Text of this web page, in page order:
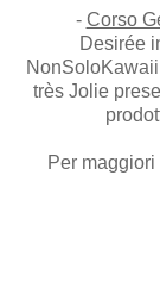
- Corso
Desirée
très Jolie
Per